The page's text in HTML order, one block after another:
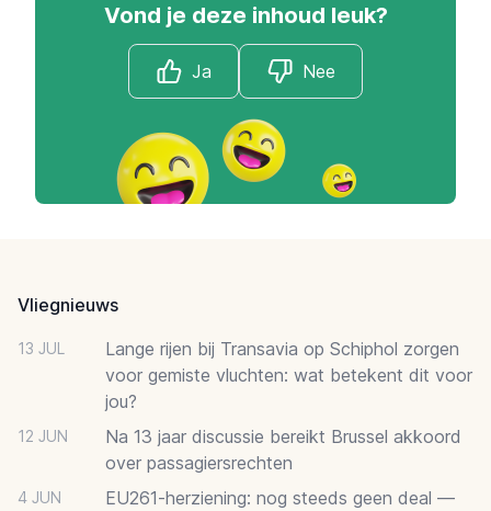
Vond je deze inhoud leuk?
Ja Nee
Vliegnieuws
13 JUL
Lange rijen bij Transavia op Schiphol zorgen
voor gemiste vluchten: wat betekent dit voor
jou?
12 JUN
Na 13 jaar discussie bereikt Brussel akkoord
over passagiersrechten
4 JUN
EU261-herziening: nog steeds geen deal —